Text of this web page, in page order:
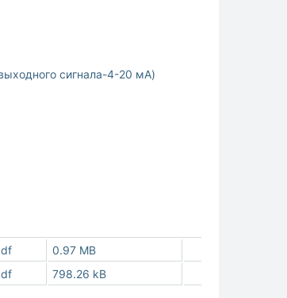
сигнала-4-20 мА)
0.97 MB
798.26 kB